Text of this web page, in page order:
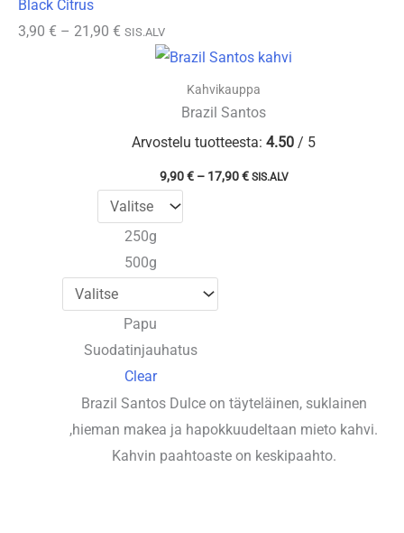
Black Citrus
3,90 € – 21,90 € Hintaluokka:
3,90 €
SIS.ALV
Kahvikauppa
Brazil Santos
Arvostelu tuotteesta: 4.50 / 5
9,90€ – 17,90€Hintaluokka:
9,90 €
SIS.ALV
250g
500g
Papu
Suodatinjauhatus
Clear
Brazil Santos Dulce on täyteläinen, suklainen
,hieman makea ja hapokkuudeltaan mieto kahvi.
Kahvin paahtoaste on keskipaahto.